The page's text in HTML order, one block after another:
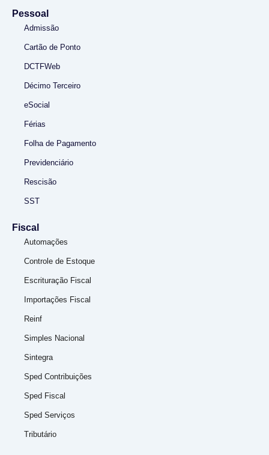
Pessoal
Admissão
Cartão de Ponto
DCTFWeb
Décimo Terceiro
eSocial
Férias
Folha de Pagamento
Previdenciário
Rescisão
SST
Fiscal
Automações
Controle de Estoque
Escrituração Fiscal
Importações Fiscal
Reinf
Simples Nacional
Sintegra
Sped Contribuições
Sped Fiscal
Sped Serviços
Tributário